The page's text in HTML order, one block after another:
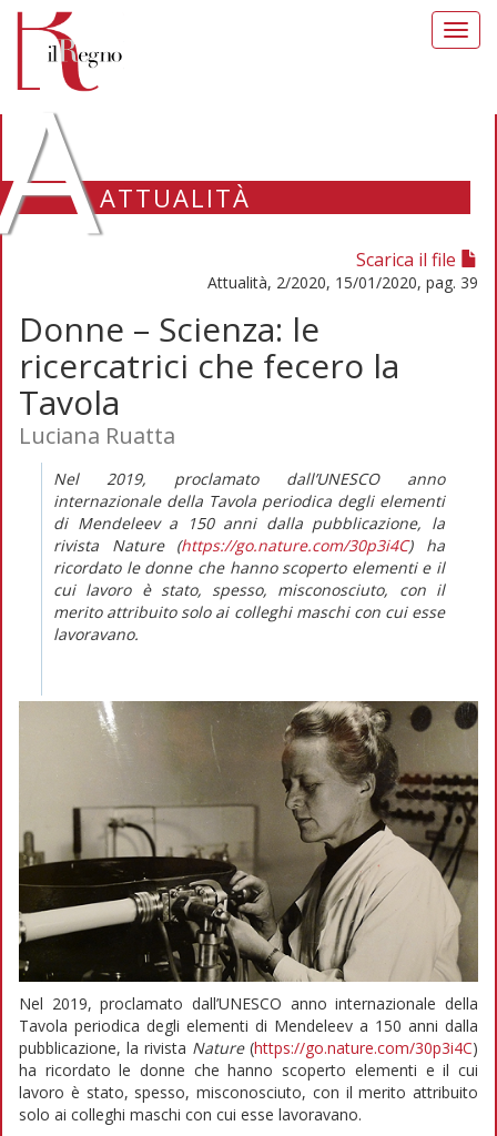
ATTUALITÀ
Scarica il file
Attualità, 2/2020, 15/01/2020, pag. 39
Donne – Scienza: le
ricercatrici che fecero la
Tavola
Luciana Ruatta
Nel 2019, proclamato dall’UNESCO anno
internazionale della Tavola periodica degli elementi
di Mendeleev a 150 anni dalla pubblicazione, la
rivista Nature(https://go.nature.com/30p3i4C) ha
ricordato le donne che hanno scoperto elementi e il
cui lavoro è stato, spesso, misconosciuto, con il
merito attribuito solo ai colleghi maschi con cui esse
lavoravano.
Nel 2019, proclamato dall’UNESCO anno internazionale della
Tavola periodica degli elementi di Mendeleev a 150 anni dalla
pubblicazione, la rivista Nature(https://go.nature.com/30p3i4C)
ha ricordato le donne che hanno scoperto elementi e il cui
lavoro è stato, spesso, misconosciuto, con il merito attribuito
solo ai colleghi maschi con cui esse lavoravano.